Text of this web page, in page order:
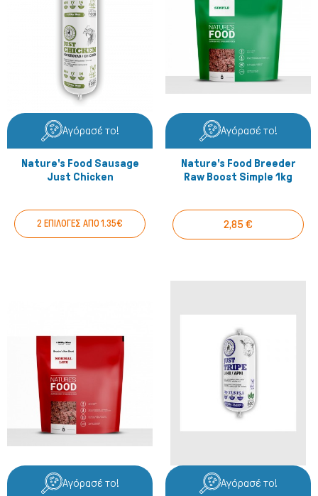
Γάτα
Πτηνά
Αγόρασέ το!
Nature's Food Sausage
Just Chicken
2 ΕΠΙΛΟΓΕΣ ΑΠΟ 1.35€
Αγόρασέ το!
Nature's Food Breeder
Raw Boost Simple 1kg
2,85 €
Αγόρασέ το! Αγόρασέ το!